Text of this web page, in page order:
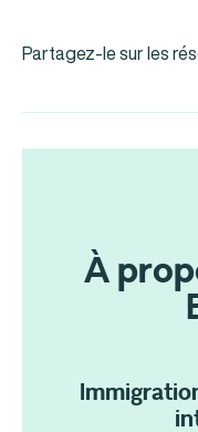
Partagez-le sur les
À